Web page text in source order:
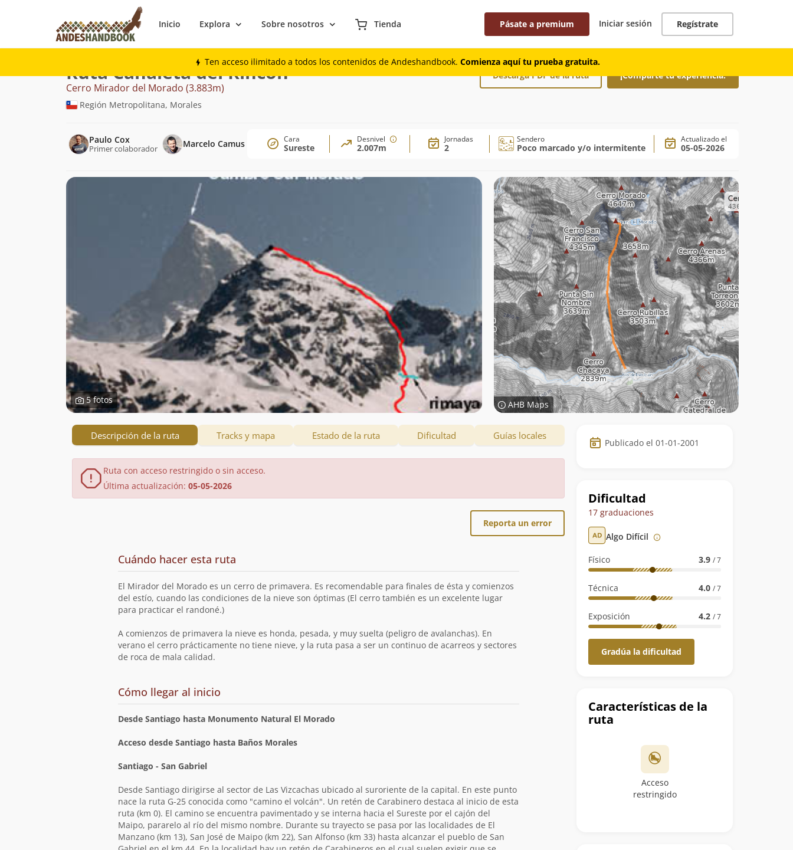
Inicio Explora Sobre nosotros Tienda Pásate a premium Iniciar sesión Regístrate
Ten acceso ilimitado a todos los contenidos de Andeshandbook. Comienza aquí tu prueba gratuita.
Montaña
Ruta Canaleta del Rincón
Cerro Mirador del Morado (3.883m)
Región Metropolitana, Morales
Descarga PDF de la ruta ¡Comparte tu experiencia!
Paulo Cox
Primer colaborador Marcelo Camus Cara
Sureste
Desnivel
2.007m
Jornadas
2
Sendero
Poco marcado y/o intermitente
Actualizado el
05-05-2026
5 fotos AHB Maps
Datos
de
ruta
Publicado el 01-01-2001
Dificultad
17 graduaciones
Algo Difícil
Físico 3.9 / 7
Técnica 4.0 / 7
Exposición 4.2 / 7
Gradúa la dificultad
Características de la
ruta
Acceso
restringido
Descripción de la ruta Tracks y mapa Estado de la ruta Dificultad Guías locales
Ruta con acceso restringido o sin acceso.
Última actualización: 05-05-2026
Reporta un error
Cuándo hacer esta ruta
El Mirador del Morado es un cerro de primavera. Es recomendable para finales de ésta y comienzos
del estío, cuando las condiciones de la nieve son óptimas (El cerro también es un excelente lugar
para practicar el randoné.)
A comienzos de primavera la nieve es honda, pesada, y muy suelta (peligro de avalanchas). En
verano el cerro prácticamente no tiene nieve, y la ruta pasa a ser un continuo de acarreos y sectores
de roca de mala calidad.
Cómo llegar al iniciode
la
ruta
Desde Santiago hasta Monumento Natural El Morado
Acceso desde Santiago hasta Baños Morales
Santiago - San Gabriel
Desde Santiago dirigirse al sector de Las Vizcachas ubicado al suroriente de la capital. En este punto
nace la ruta G-25 conocida como "camino el volcán". Un retén de Carabinero destaca al inicio de esta
ruta (km 0). El camino se encuentra pavimentado y se interna hacia el Sureste por el cajón del
Maipo, pararelo al río del mismo nombre. Durante su trayecto se pasa por las localidades de El
Manzano (km 13), San José de Maipo (km 22), San Alfonso (km 33) hasta alcanzar el pueblo de San